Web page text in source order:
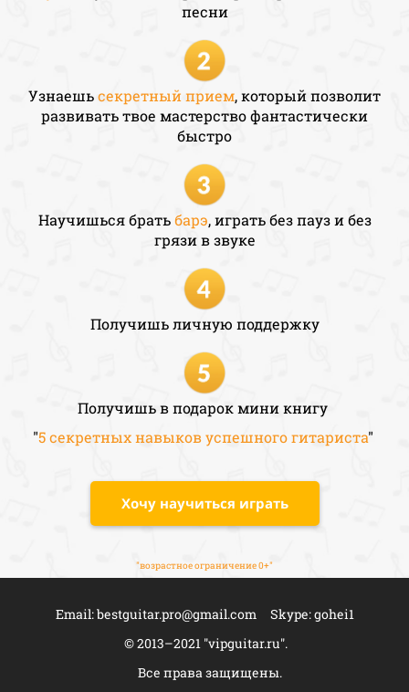
песни
Узнаешьсекретный прием, который позволит
развивать твое мастерство фантастически
быстро
Научишься братьбарэ, играть без пауз и без
грязи в звуке
Получишь личную поддержку
Получишь в подарок мини книгу
"5 секретных навыков успешного гитариста"
Хочу научиться играть
"возрастное ограничение 0+"
Email: bestguitar.pro@gmail.com Skype: gohei1
© 2013–2021 "vipguitar.ru".
Все права защищены.